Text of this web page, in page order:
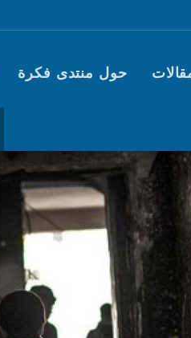
(Fikra Forum)حول منتدى فكرة